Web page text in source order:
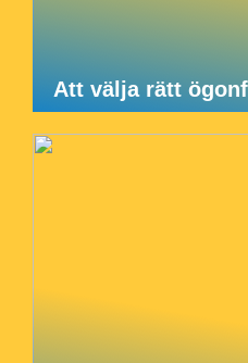
Att välja rätt